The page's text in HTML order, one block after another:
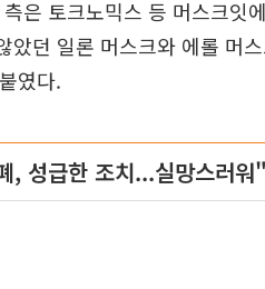
은 토크노믹스 등 머스크잇
았던 일론 머스크와 에롤 머
였다.
, 성급한 조치...실망스러워"